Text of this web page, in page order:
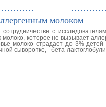
молоком
с
которое не вызывает
молоко страдает до 3%
сыворотке, - бета-